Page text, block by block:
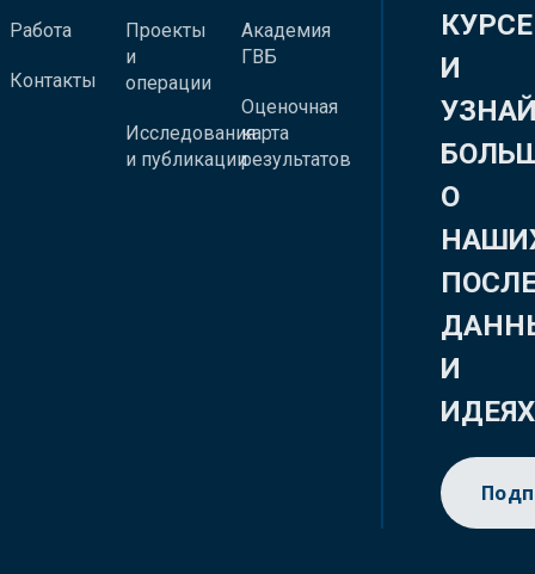
Работа
Контакты
Проекты
и
операции
Исследования
и публикации
Академия
ГВБ
Оценочная
карта
результатов
КУРСЕ
И
О
И
ИДЕЯХ